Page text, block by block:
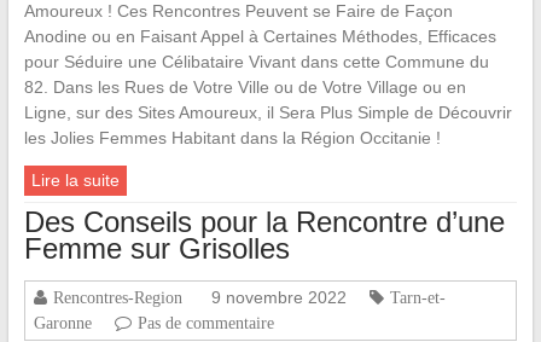
Amoureux ! Ces Rencontres Peuvent se Faire de Façon
Anodine ou en Faisant Appel à Certaines Méthodes, Efficaces
pour Séduire une Célibataire Vivant dans cette Commune du
82. Dans les Rues de Votre Ville ou de Votre Village ou en
Ligne, sur des Sites Amoureux, il Sera Plus Simple de Découvrir
les Jolies Femmes Habitant dans la Région Occitanie !
Lire la suite
Des Conseils pour la Rencontre d’une
Femme sur Grisolles
Rencontres-Region 9 novembre 2022
Tarn-et-
Garonne
Pas de commentaire